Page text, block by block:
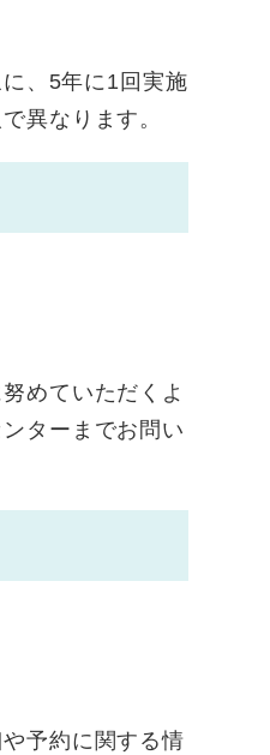
、5年に1回実施
異なります。
めていただくよ
ターまでお問い
予約に関する情